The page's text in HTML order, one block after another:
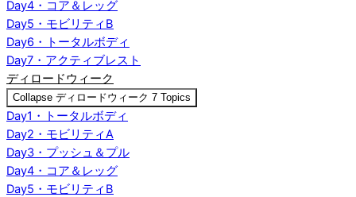
Day4・コア＆レッグ
Day5・モビリティB
Day6・トータルボディ
Day7・アクティブレスト
ディロードウィーク
Collapse ディロードウィーク 7 Topics
Day1・トータルボディ
Day2・モビリティA
Day3・プッシュ＆プル
Day4・コア＆レッグ
Day5・モビリティB